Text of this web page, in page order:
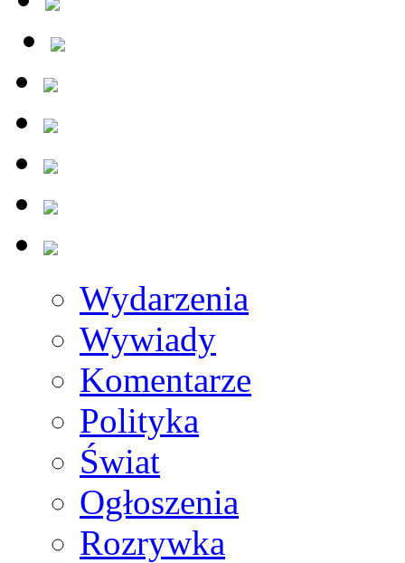
Wydarzenia
Wywiady
Komentarze
Polityka
Świat
Ogłoszenia
Rozrywka